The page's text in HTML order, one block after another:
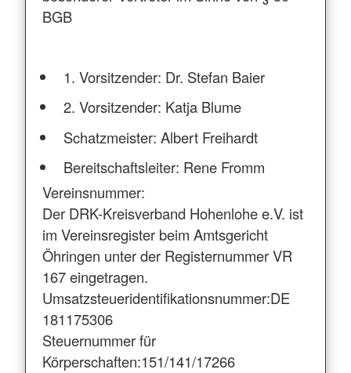
BGB
1. Vorsitzender: Dr. Stefan Baier
2. Vorsitzender: Katja Blume
Schatzmeister: Albert Freihardt
Bereitschaftsleiter: Rene Fromm
Vereinsnummer:
Der DRK-Kreisverband Hohenlohe e.V. ist
im Vereinsregister beim Amtsgericht
Öhringen unter der Registernummer VR
167 eingetragen.
Umsatzsteueridentifikationsnummer:DE
181175306
Steuernummer für
Körperschaften:151/141/17266